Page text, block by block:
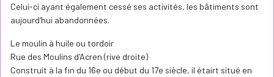
Celui-ci ayant également cessé ses activités, les bâtiments sont
aujourd'hui abandonnées.
Le moulin à huile ou tordoir
Rue des Moulins d'Acren (rive droite)
Construit à la fin du 16e ou début du 17e siècle, il étairt situé en